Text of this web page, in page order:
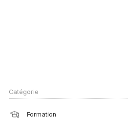
Catégorie
Formation